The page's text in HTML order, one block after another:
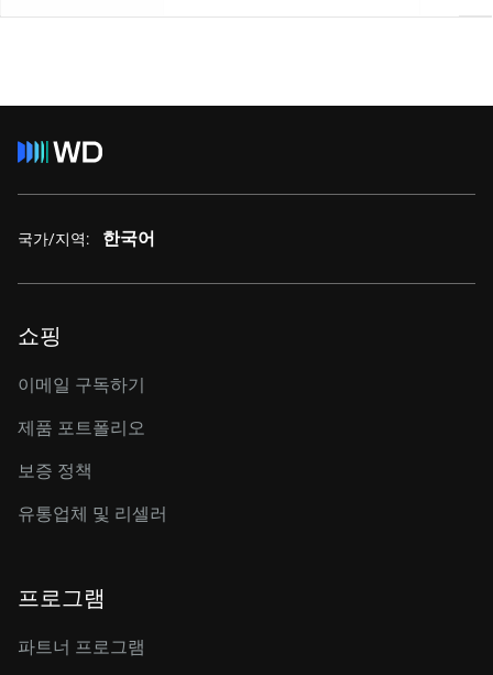
국가/지역: 한국어
쇼핑
이메일 구독하기
제품 포트폴리오
보증 정책
유통업체 및 리셀러
프로그램
파트너 프로그램